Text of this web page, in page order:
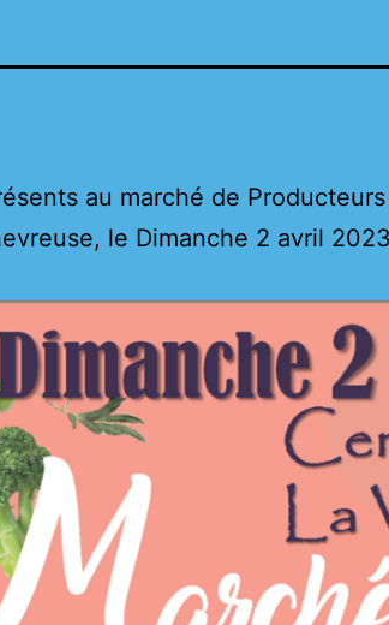
au marché de
le Dimanche 2 avril